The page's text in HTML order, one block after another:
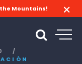
the Mountains!
/